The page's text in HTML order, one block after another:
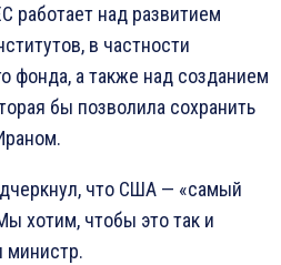
работает над развитием
в частности
фонда, а также над созданием
бы позволила сохранить
что США — «самый
хотим, чтобы это так и
министр.